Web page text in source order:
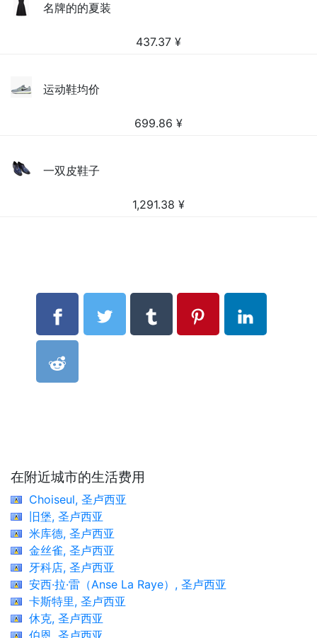
名牌的的夏装
437.37 ¥
运动鞋均价
699.86 ¥
一双皮鞋子
1,291.38 ¥
在附近城市的生活费用
Choiseul, 圣卢西亚
旧堡, 圣卢西亚
米库德, 圣卢西亚
金丝雀, 圣卢西亚
牙科店, 圣卢西亚
安西·拉·雷（Anse La Raye）, 圣卢西亚
卡斯特里, 圣卢西亚
休克, 圣卢西亚
伯恩, 圣卢西亚